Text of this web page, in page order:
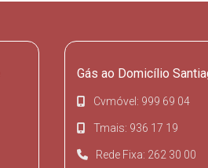
Gás ao Domicílio
Cvmóvel: 999 69 04
Tmais: 936 17 19
Rede Fixa: 262 30 00